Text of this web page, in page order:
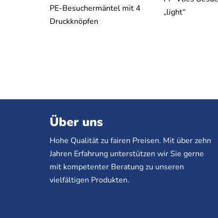
PE-Besuchermäntel mit 4
Druckknöpfen
„light“
Über uns
Hohe Qualität zu fairen Preisen. Mit über zehn
Jahren Erfahrung unterstützen wir Sie gerne
mit kompetenter Beratung zu unseren
vielfältigen Produkten.